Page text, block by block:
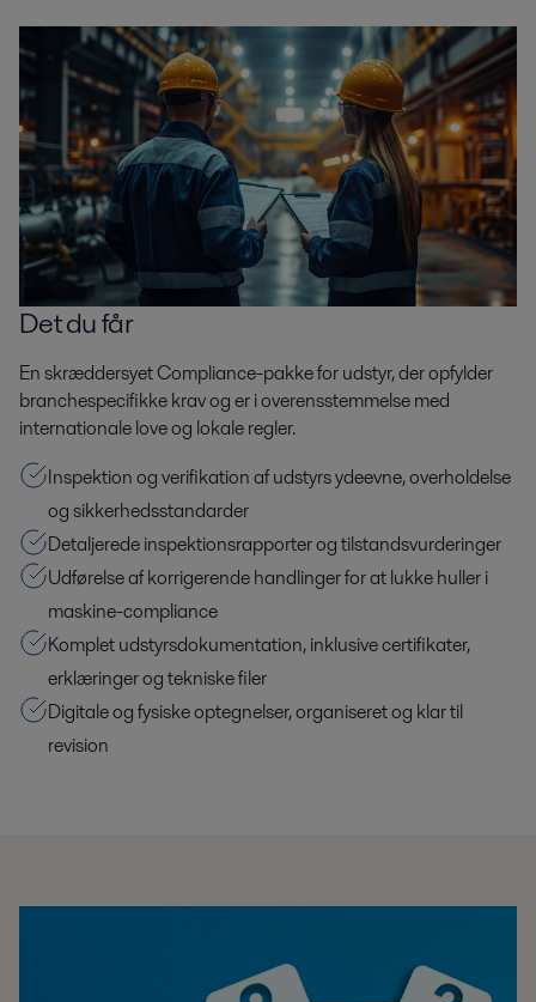
Det du får
En skræddersyet Compliance-pakke for udstyr, der opfylder
branchespecifikke krav og er i overensstemmelse med
internationale love og lokale regler.
Inspektion og verifikation af udstyrs ydeevne, overholdelse
og sikkerhedsstandarder
Detaljerede inspektionsrapporter og tilstandsvurderinger
Udførelse af korrigerende handlinger for at lukke huller i
maskine-compliance
Komplet udstyrsdokumentation, inklusive certifikater,
erklæringer og tekniske filer
Digitale og fysiske optegnelser, organiseret og klar til
revision